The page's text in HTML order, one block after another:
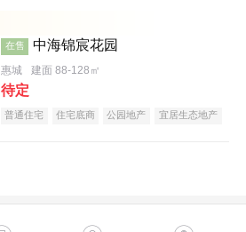
在售 中海锦宸花园
惠城 建面 88-128㎡
待定
普通住宅 住宅底商 公园地产
宜居生态地产